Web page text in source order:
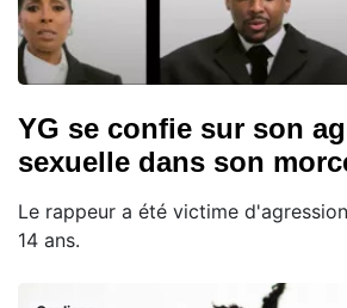
YG se confie sur son
sexuelle dans son
Le rappeur a été victime
14 ans.